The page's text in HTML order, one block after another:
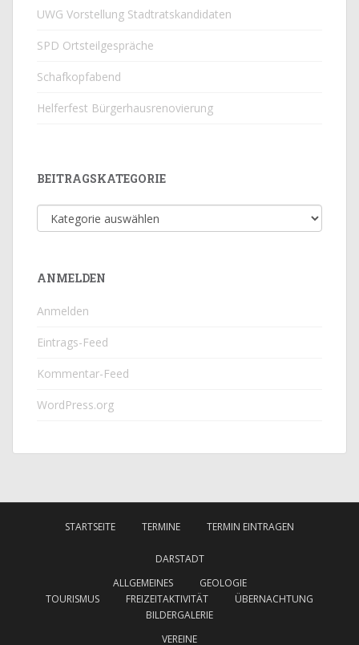
UWG Vorstellung Stadtratskandidaten
SPD Ortsteilgespräche
Schafkopfabend
Helferfest Bürgerhausrenovierung
BEITRAGSKATEGORIE
Beitragskategorie
ANMELDEN
Anmelden
Eintrags-Feed
Kommentar-Feed
WordPress.org
STARTSEITE TERMINE TERMIN EINTRAGEN
DARSTADT
ALLGEMEINES
GEOLOGIE
TOURISMUS
FREIZEITAKTIVITÄT
ÜBERNACHTUNG
BILDERGALERIE
VEREINE